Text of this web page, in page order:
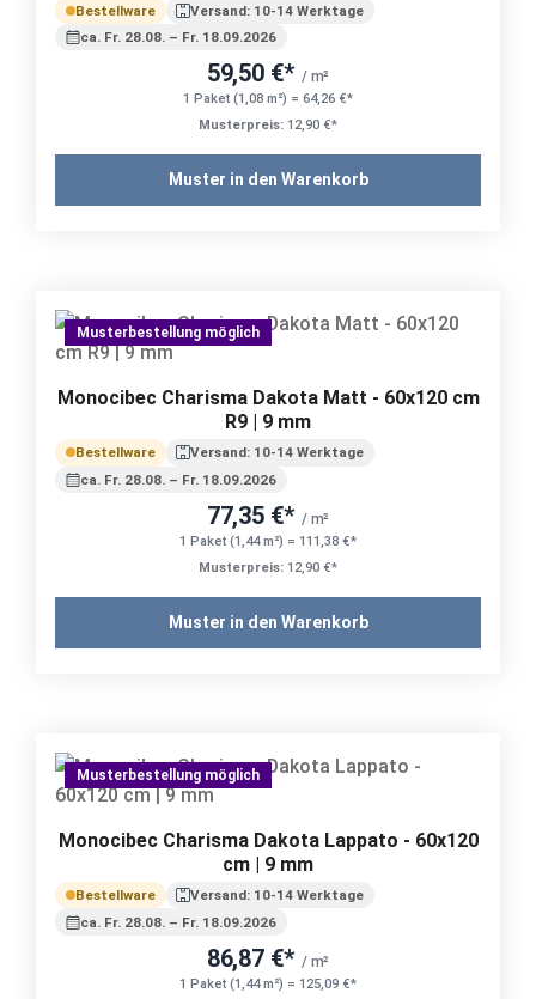
Bestellware
Versand: 10-14 Werktage
ca. Fr. 28.08. – Fr. 18.09.2026
59,50 €* / m²
1 Paket (1,08 m²) = 64,26 €*
Musterpreis: 12,90 €*
Muster in den Warenkorb
Musterbestellung möglich
Monocibec Charisma Dakota Matt - 60x120 cm
R9 | 9 mm
Bestellware
Versand: 10-14 Werktage
ca. Fr. 28.08. – Fr. 18.09.2026
77,35 €* / m²
1 Paket (1,44 m²) = 111,38 €*
Musterpreis: 12,90 €*
Muster in den Warenkorb
Musterbestellung möglich
Monocibec Charisma Dakota Lappato - 60x120
cm | 9 mm
Bestellware
Versand: 10-14 Werktage
ca. Fr. 28.08. – Fr. 18.09.2026
86,87 €* / m²
1 Paket (1,44 m²) = 125,09 €*